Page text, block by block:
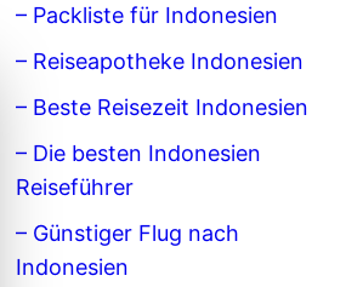
– Packliste für Indonesien
– Reiseapotheke Indonesien
– Beste Reisezeit Indonesien
– Die besten Indonesien
Reiseführer
– Günstiger Flug nach
Indonesien